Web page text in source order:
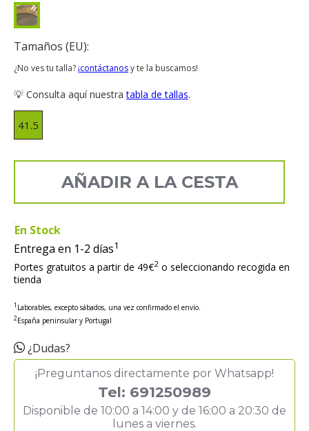
Tamaños (EU):
¿No ves tu talla?¡contáctanosy te la buscamos!
💡 Consulta aquí nuestratabla de tallas.
41.5
AÑADIR A LA CESTA
En Stock
Entrega en 1-2 días1
Portes gratuitos a partir de 49€2 o seleccionando recogida en
tienda
1 Laborables, excepto sábados, una vez confirmado el envío.
2España peninsular y Portugal
¿Dudas?
¡Preguntanos directamente por Whatsapp!
Tel: 691250989
Disponible de 10:00 a 14:00 y de 16:00 a 20:30 de
lunes a viernes.